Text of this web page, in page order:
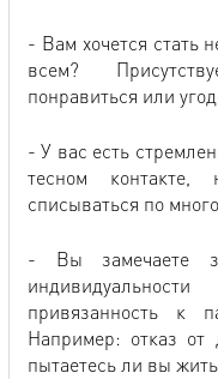
- Вам хочется стать
всем?
понравиться или
- У вас есть
тесном контакте,
списываться по
- Вы замечаете
привязанность к
Например: отказ от
пытаетесь ли вы